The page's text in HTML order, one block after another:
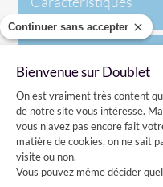
Continuer sans accepter
Bienvenue sur Doublet
Plateforme de
On est vraiment très content
de notre site vous intéresse.
vous n'avez pas encore fait
matière de cookies, on ne sait
visite ou non.
Vous pouvez même décider
Avis clients